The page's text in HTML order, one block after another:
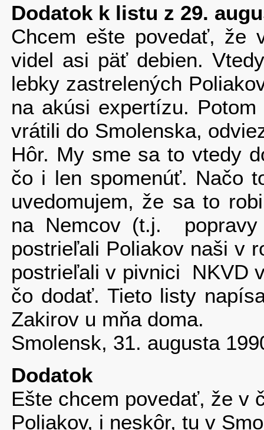
Dodatok k listu z 29.
Chcem ešte povedať, že
videl asi päť debien.
lebky zastrelených
na akúsi ex­pertízu.
vrátili do Smolenska,
Hôr. My sme sa to vtedy
čo i len spomenúť. Načo
uvedomujem, že sa to
na Nemcov (t.j.
postrieľali Poliakov naši v
postrieľali v pivnici NKVD
čo dodať. Tieto listy
Zakirov u mňa doma.
Smolensk, 31. augusta
Dodatok
Ešte chcem povedať, že v
Poliakov, i neskôr, tu v